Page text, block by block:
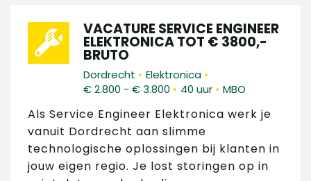
VACATURE SERVICE ENGINEER
ELEKTRONICA TOT € 3800,-
BRUTO
Dordrecht • Elektronica •
€ 2.800 - € 3.800 • 40 uur • MBO
Als Service Engineer Elektronica werk je
vanuit Dordrecht aan slimme
technologische oplossingen bij klanten in
jouw eigen regio. Je lost storingen op in